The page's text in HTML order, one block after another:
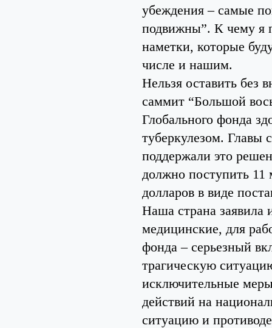
убеждения – самые
подвижны”. К чему я
наметки, которые
числе и нашим.
Нельзя оставить без
саммит “Большой
Глобального фонда
туберкулезом. Главы
поддержали это
должно поступить 11
долларов в виде
Наша страна заявила
медицинские, для
фонда – серьезный
трагическую
исключительные
действий на
ситуацию и